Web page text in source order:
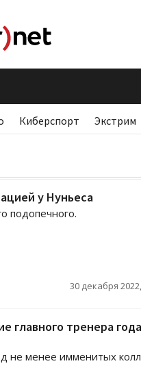
Киберспорт Экстрим
у Нуньеса
подопечного.
30 декабря
главного тренера
не менее имменитых